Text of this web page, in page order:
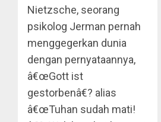
Nietzsche, seorang
psikolog Jerman pernah
menggegerkan dunia
dengan pernyataannya,
â€œGott ist
gestorbenâ€? alias
â€œTuhan sudah mati!